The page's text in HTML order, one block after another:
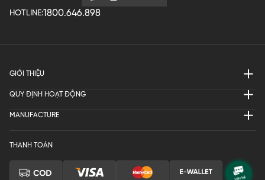
HOTLINE:1800.646.898
GIỚI THIỆU
QUY ĐỊNH HOẠT ĐỘNG
MANUFACTURE
THANH TOÁN